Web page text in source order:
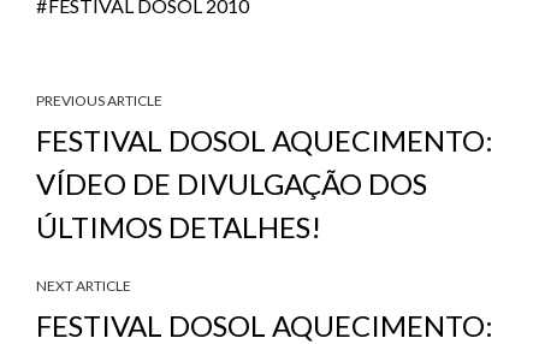
FESTIVAL DOSOL 2010
PREVIOUS ARTICLE
FESTIVAL DOSOL AQUECIMENTO:
VÍDEO DE DIVULGAÇÃO DOS
ÚLTIMOS DETALHES!
NEXT ARTICLE
FESTIVAL DOSOL AQUECIMENTO: